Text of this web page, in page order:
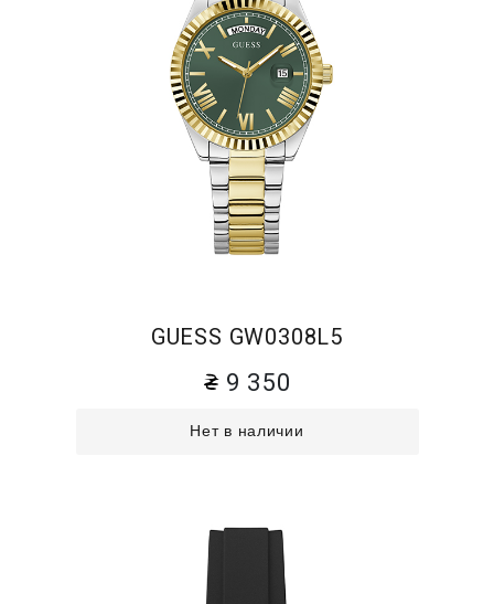
GUESS GW0308L5
9 350
Нет в наличии